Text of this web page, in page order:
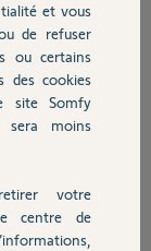
des
lui apporte mes
et vous
de refuser
ou certains
des cookies
site Somfy
sera moins
votre
centre de